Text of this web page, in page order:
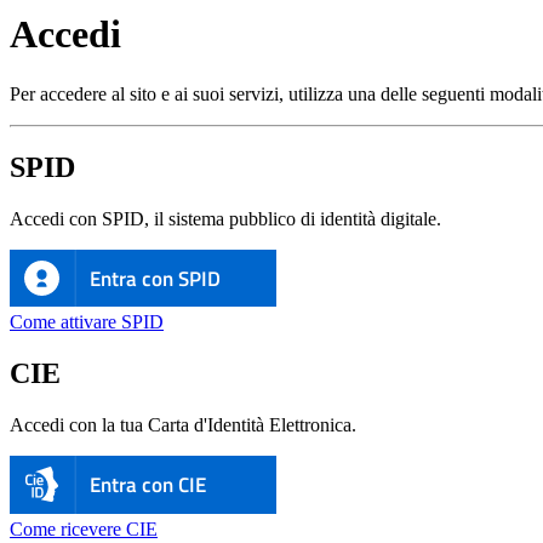
Accedi
Per accedere al sito e ai suoi servizi, utilizza una delle seguenti
SPID
Accedi con SPID, il sistema pubblico di identità digitale.
Entra con SPID
Come attivare SPID
CIE
Accedi con la tua Carta d'Identità Elettronica.
Entra con CIE
Come ricevere CIE